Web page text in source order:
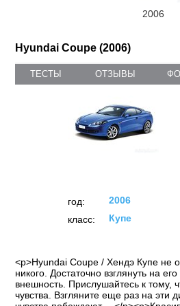
2006
Hyundai Coupe (2006)
ТЕСТЫ ОТЗЫВЫ
год:
2006
класс:
Купе
<p>Hyundai Coupe / Хендэ Купе не
никого. Достаточно взглянуть на
внешность. Прислушайтесь к тому,
чувства. Взгляните еще раз на